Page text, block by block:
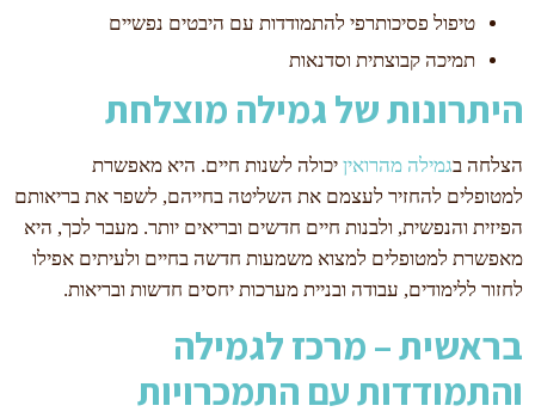
טיפול פסיכותרפי להתמודדות עם היבטים נפשיים
תמיכה קבוצתית וסדנאות
היתרונות של גמילה מוצלחת
הצלחה בגמילה מהרואין יכולה לשנות חיים. היא מאפשרת
למטופלים להחזיר לעצמם את השליטה בחייהם, לשפר את בריאותם
הפיזית והנפשית, ולבנות חיים חדשים ובריאים יותר. מעבר לכך, היא
מאפשרת למטופלים למצוא משמעות חדשה בחיים ולעיתים אפילו
לחזור ללימודים, עבודה ובניית מערכות יחסים חדשות ובריאות.
בראשית – מרכז לגמילה
והתמודדות עם התמכרויות